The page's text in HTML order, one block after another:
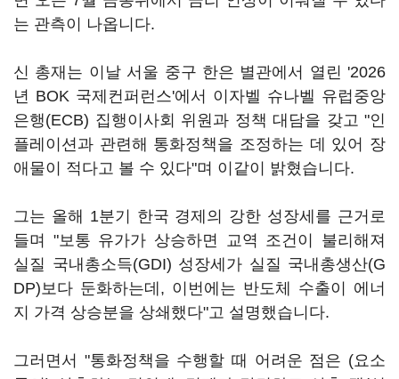
는 관측이 나옵니다.
신 총재는 이날 서울 중구 한은 별관에서 열린 '2026
년 BOK 국제컨퍼런스'에서 이자벨 슈나벨 유럽중앙
은행(ECB) 집행이사회 위원과 정책 대담을 갖고 "인
플레이션과 관련해 통화정책을 조정하는 데 있어 장
애물이 적다고 볼 수 있다"며 이같이 밝혔습니다.
그는 올해 1분기 한국 경제의 강한 성장세를 근거로
들며 "보통 유가가 상승하면 교역 조건이 불리해져
실질 국내총소득(GDI) 성장세가 실질 국내총생산(G
DP)보다 둔화하는데, 이번에는 반도체 수출이 에너
지 가격 상승분을 상쇄했다"고 설명했습니다.
그러면서 "통화정책을 수행할 때 어려운 점은 (요소